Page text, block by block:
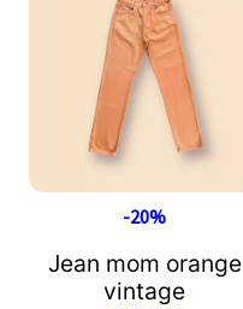
-20%
Jean mom orange
vintage